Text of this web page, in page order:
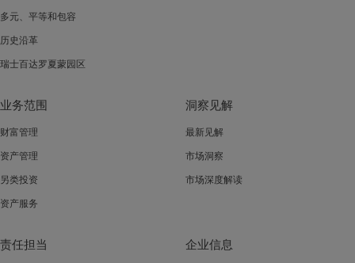
多元、平等和包容
历史沿革
瑞士百达罗夏蒙园区
业务范围
财富管理
资产管理
另类投资
资产服务
洞察见解
最新见解
市场洞察
市场深度解读
责任担当 企业信息